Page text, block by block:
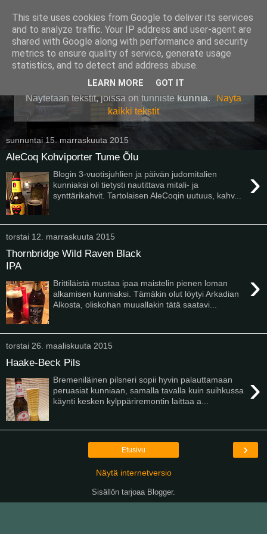
Pullollinen
Näytetään tekstit, joissa on tunniste kunnia.
Näytä
kaikki tekstit
sunnuntai 15. marraskuuta 2015
AleCoq Kohviporter Tume Õlu
›
Blogin 3-vuotisjuhlien ja päivän judomitalien
kunniaksi oli tietysti nautittava mitali- ja
synttärikahvit. Tartolaisen AleCoqin uutuus, kahv...
torstai 12. marraskuuta 2015
Thornbridge Wild Raven Black
IPA
›
Brittiläistä mustaa ipaa maistelin pienen loman
alkamisen kunniaksi. Tämäkin olut löytyi Arkadian
Alkosta, oliskohan muuallakin tätä saatavi...
torstai 26. maaliskuuta 2015
Haake-Beck Pils
›
Bremeniläinen pilsneri sopii hyvin palauttamaan
peruasiat kunniaan, samalla tavalla kuin suihkussa
käynti kesken kylppäriremontin laittaa a...
›
Etusivu
Näytä internetversio
Sisällön tarjoaa Blogger.
This site uses cookies from Google to deliver its services
and to analyze traffic. Your IP address and user-agent are
shared with Google along with performance and security
metrics to ensure quality of service, generate usage
statistics, and to detect and address abuse.
LEARN MORE GOT IT